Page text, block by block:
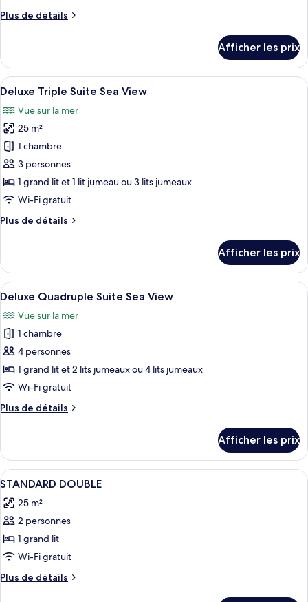
chambre :
with
Hot
Plus de détails
Plus
King
Suite
with
Tub
Afficher les prix
Afficher
toutes
les
photos
pour
ce
type
de
chambre :
Deluxe
Sea
View
Deluxe Triple Suite Sea View |
14
Deluxe Triple Suite Sea View
Vue sur la mer
25 m²
1 chambre
3 personnes
1 grand lit et 1 lit jumeau ou 3 lits jumeaux
Wi-Fi gratuit
Plus de détails
Plus
Deluxe
Triple
Suite
View
Afficher les prix
Afficher
toutes
les
photos
pour
ce
type
chambre :
Suite
Sea
View
Deluxe Quadruple Suite Sea View |
12
Deluxe Quadruple Suite Sea View
Vue sur la mer
1 chambre
4 personnes
1 grand lit et 2 lits jumeaux ou 4 lits jumeaux
Wi-Fi gratuit
Plus de détails
Plus
Deluxe
Quadruple
Suite
View
Afficher les prix
Afficher
toutes
les
photos
pour
ce
type
de
Coffre-fort, fer et planche à repasser,
14
STANDARD DOUBLE
25 m²
2 personnes
1 grand lit
Wi-Fi gratuit
Plus de détails
Plus